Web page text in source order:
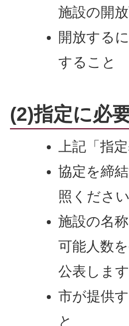
施設の開
開放する
すること
(2)指定に必
上記「指
協定を締
照ください
施設の名
可能人数
公表します
市が提供
と